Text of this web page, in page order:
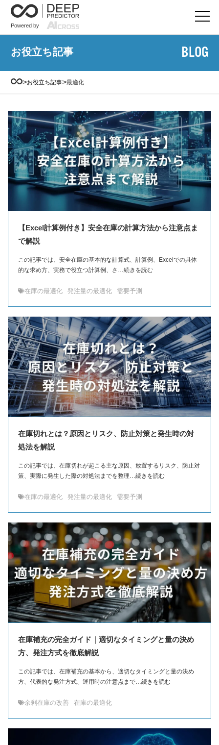
Powered by
お役立ち記事 BLOG
>お役立ち記事>最適化
【Excel計算例付き】安全在庫の計算方法から注意点ま
で解説
この記事では、安全在庫の基本的な計算式、計算例、Excelでの具体
的な求め方、実務で役立つ計算例、さ…続きを読む
在庫の最適化 発注量の最適化 需要予測
在庫切れとは？原因とリスク、防止対策と発生時の対
処法を解説
この記事では、在庫切れが起こる主な原因、放置するリスク、防止対
策、実際に発生した際の対処法までを整理…続きを読む
在庫の最適化 発注量の最適化 需要予測
在庫補充の完全ガイド｜適切なタイミングと量の決め
方、発注方式を徹底解説
この記事では、在庫補充の基本から、適切なタイミングと量の決め
方、代表的な発注方式、運用時の注意点まで…続きを読む
余剰在庫の改善 在庫の最適化